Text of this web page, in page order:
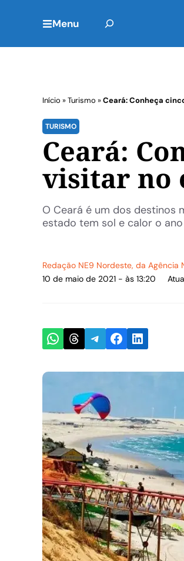
Menu
Início »Turismo »Ceará: Conheça
TURISMO
Ceará:
visitar no
O Ceará é um dos destinos
estado tem sol e calor o
Redação NE9 Nordeste, da Agência
10 de maio de 2021 - às 13:20
Share on WhatsApp
Share on Threads
Share on Telegram
Share on Facebook
Share on LinkedIn